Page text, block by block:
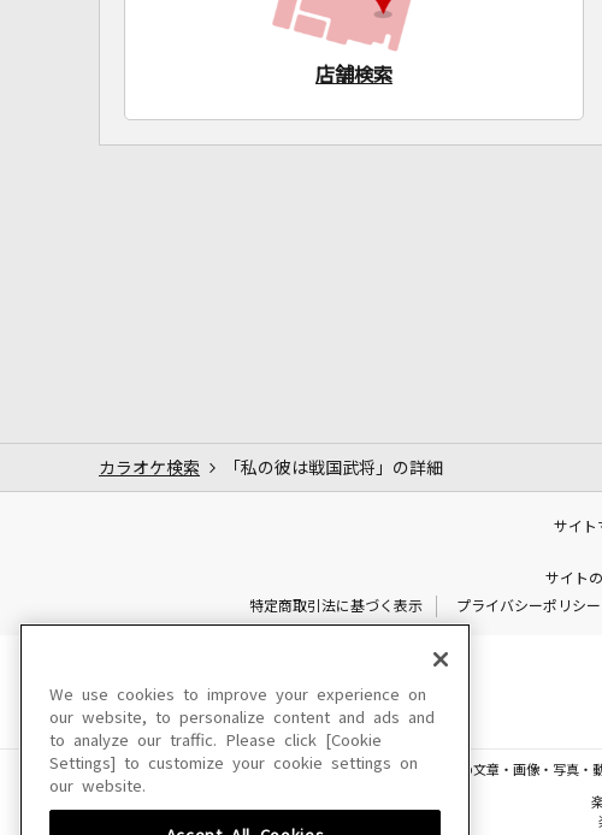
店舗検索
カラオケ検索 「私の彼は戦国武将」の詳細
サイト
サイト
特定商取引法に基づく表示
プライバシーポリシー
このサイトに掲載されている一切の文章・画像・写真
We use cookies to improve your experience on
our website, to personalize content and ads and
to analyze our traffic. Please click [Cookie
Settings] to customize your cookie settings on
our website.